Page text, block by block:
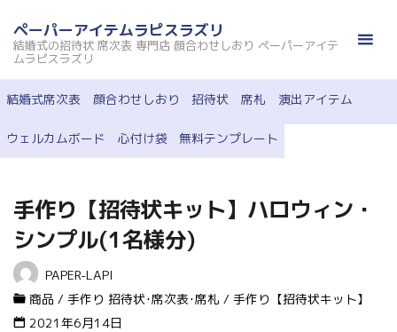
ン
ツ
へ
ス
ペーパーアイテムラピスラズリ
結婚式の招待状 席次表 専門店 顔合わせしおり ペーパーアイテ
ムラピスラズリ
結婚式席次表 顔合わせしおり 招待状 席札 演出アイテム
ウェルカムボード 心付け袋 無料テンプレート
手作り【招待状キット】ハロウィン・
シンプル(1名様分)
PAPER-LAPI
商品 / 手作り 招待状･席次表･席札 / 手作り【招待状キット】
2021年6月14日